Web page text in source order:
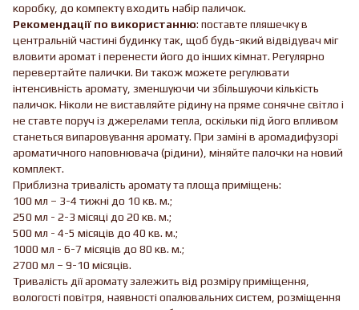
коробку, до компекту входить набір паличок.
Рекомендації по використанню: поставте пляшечку в
центральній частині будинку так, щоб будь-який відвідувач міг
вловити аромат і перенести його до інших кімнат. Регулярно
перевертайте палички. Ви також можете регулювати
інтенсивність аромату, зменшуючи чи збільшуючи кількість
паличок. Ніколи не виставляйте рідину на пряме сонячне світло і
не ставте поруч із джерелами тепла, оскільки під його впливом
станеться випаровування аромату. При заміні в аромадифузорі
ароматичного наповнювача (рідини), міняйте палочки на новий
комплект.
Приблизна тривалість аромату та площа приміщень:
100 мл – 3-4 тижні до 10 кв. м.;
250 мл - 2-3 місяці до 20 кв. м.;
500 мл - 4-5 місяців до 40 кв. м.;
1000 мл - 6-7 місяців до 80 кв. м.;
2700 мл – 9-10 місяців.
Тривалість дії аромату залежить від розміру приміщення,
вологості повітря, наявності опалювальних систем, розміщення